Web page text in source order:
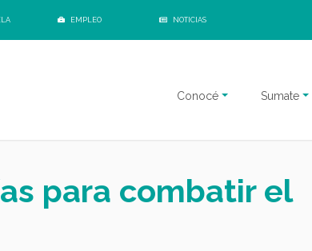
EMPLEO NOTICIAS
Conocé Sumate
para combatir el